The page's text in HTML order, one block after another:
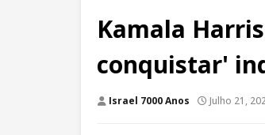
Kamala
conquistar'
Israel 7000 Anos Julho 21,